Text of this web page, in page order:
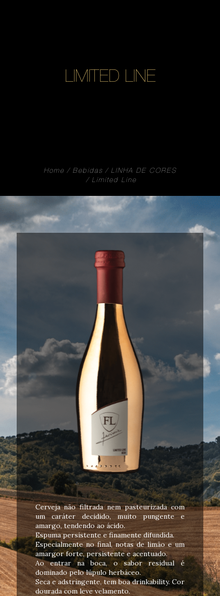
LIMITED LINE
Home Bebidas
LINHA DE CORES
Limited Line
Cerveja não filtrada nem pasteurizada com
um caráter decidido, muito pungente e
amargo, tendendo ao ácido.
Espuma persistente e finamente difundida.
Especialmente no final, notas de limão e um
amargor forte, persistente e acentuado.
Ao entrar na boca, o sabor residual é
dominado pelo lúpulo herbáceo.
Seca e adstringente, tem boa drinkability. Cor
dourada com leve velamento.